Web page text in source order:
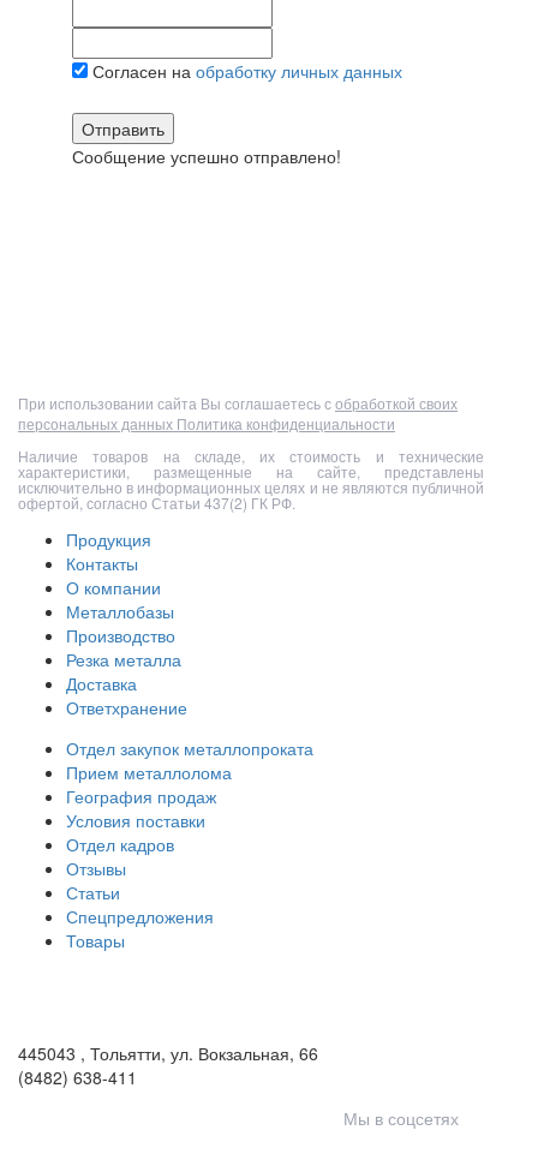
Согласен на обработку личных данных
Отправить
Сообщение успешно отправлено!
При использовании сайта Вы соглашаетесь собработкой своих
персональных данных Политика конфиденциальности
Наличие товаров на складе, их стоимость и технические
характеристики, размещенные на сайте, представлены
исключительно в информационных целях и не являются публичной
офертой, согласно Статьи 437(2) ГК РФ.
Продукция
Контакты
О компании
Металлобазы
Производство
Резка металла
Доставка
Ответхранение
Отдел закупок металлопроката
Прием металлолома
География продаж
Условия поставки
Отдел кадров
Отзывы
Статьи
Спецпредложения
Товары
445043 , Тольятти, ул. Вокзальная, 66
(8482) 638-411
Мы в соцсетях